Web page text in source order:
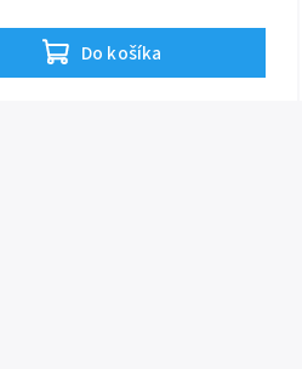
Do košíka